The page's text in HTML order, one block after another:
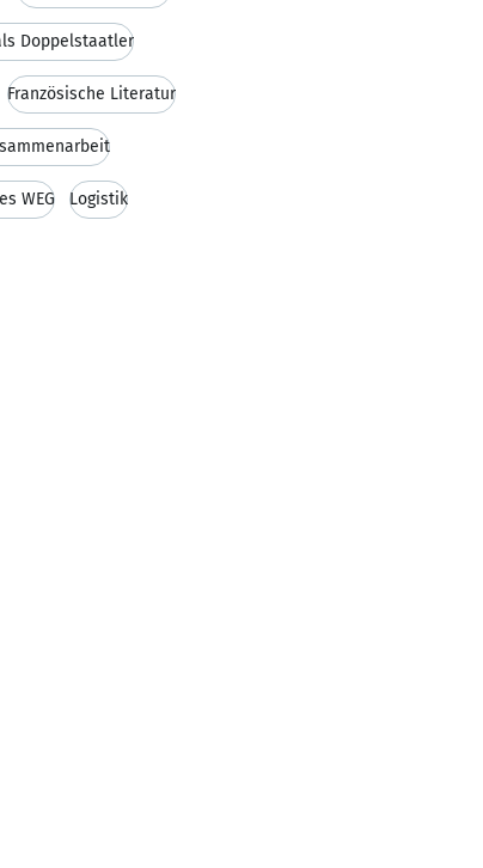
Doppelstaatler
Französische Literatur
WEG Logistik